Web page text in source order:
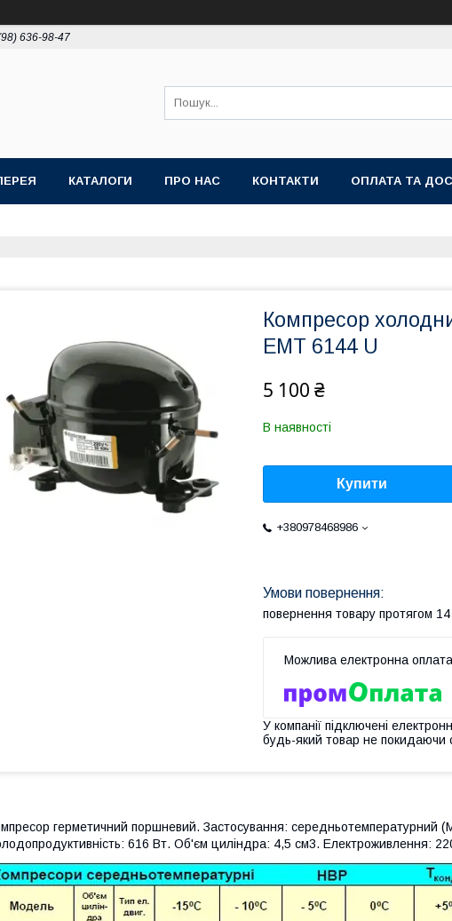
636-98-47
КАТАЛОГИ ПРО НАС КОНТАКТИ ОПЛАТА ТА
Компресор
EMT 6144 U
5 100 ₴
В наявності
Купити
+380978468986
повернення товару протягом 14
У компанії підключені
будь-який товар не покидаючи
герметичний поршневий. Застосування: середньотемпературний
616 Вт. Об'єм циліндра: 4,5 см3. Електроживлення: